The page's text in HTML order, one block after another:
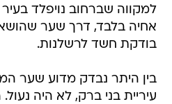
למקווה שברחוב נויפלד
אחיה בלבד, דרך שער
בודקת חשד לרשלנות.
בין היתר נבדק מדוע שער
עיריית בני ברק, לא היה